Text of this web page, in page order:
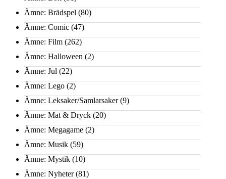
Ämne: Brädspel (80)
Ämne: Comic (47)
Ämne: Film (262)
Ämne: Halloween (2)
Ämne: Jul (22)
Ämne: Lego (2)
Ämne: Leksaker/Samlarsaker(9)
Ämne: Mat & Dryck (20)
Ämne: Megagame (2)
Ämne: Musik (59)
Ämne: Mystik (10)
Ämne: Nyheter(81)